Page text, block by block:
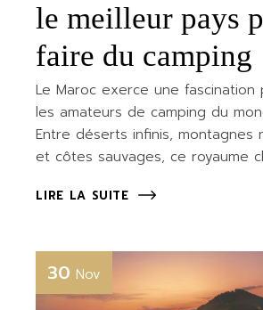
le meilleur pays
faire du camping
Le Maroc exerce une fascination
les amateurs de camping du
Entre déserts infinis, montagnes
et côtes sauvages, ce royaume
LIRE LA SUITE
30 Nov